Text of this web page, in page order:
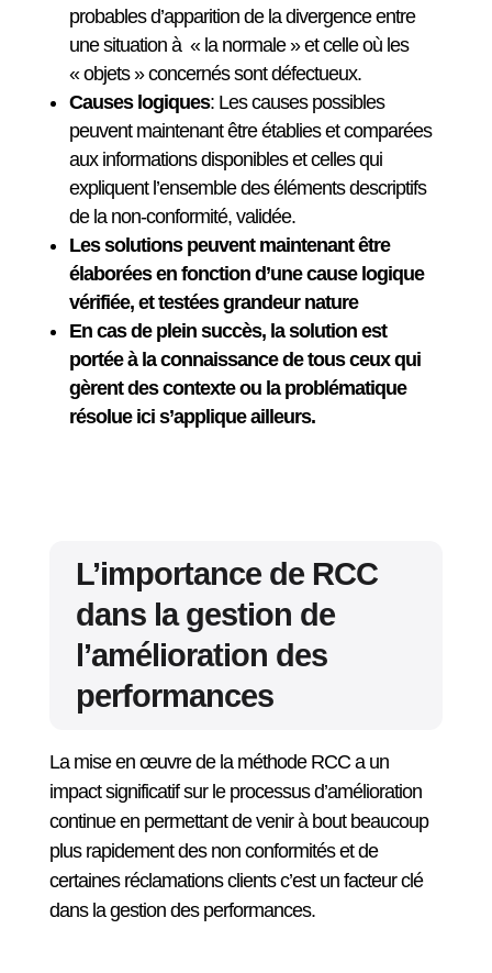
probables d’apparition de la divergence entre
une situation à « la normale » et celle où les
« objets » concernés sont défectueux.
Causes logiques: Les causes possibles
peuvent maintenant être établies et comparées
aux informations disponibles et celles qui
expliquent l’ensemble des éléments descriptifs
de la non-conformité, validée.
Les solutions peuvent maintenant être
élaborées en fonction d’une cause logique
vérifiée, et testées grandeur nature
En cas de plein succès, la solution est
portée à la connaissance de tous ceux qui
gèrent des contexte ou la problématique
résolue ici s’applique ailleurs.
L’importance de RCC
dans la gestion de
l’amélioration des
performances
La mise en œuvre de la méthode RCC a un
impact significatif sur le processus d’amélioration
continue en permettant de venir à bout beaucoup
plus rapidement des non conformités et de
certaines réclamations clients c’est un facteur clé
dans la gestion des performances.